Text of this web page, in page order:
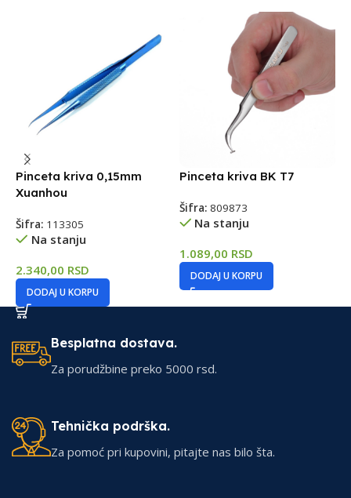
Pinceta kriva 0,15mm
Xuanhou
Šifra: 113305
Na stanju
2.340,00 RSD
DODAJ U KORPU
Pinceta kriva BK T7
Šifra: 809873
Na stanju
1.089,00 RSD
DODAJ U KORPU
Besplatna dostava.
Za porudžbine preko 5000 rsd.
Tehnička podrška.
Za pomoć pri kupovini, pitajte nas bilo šta.